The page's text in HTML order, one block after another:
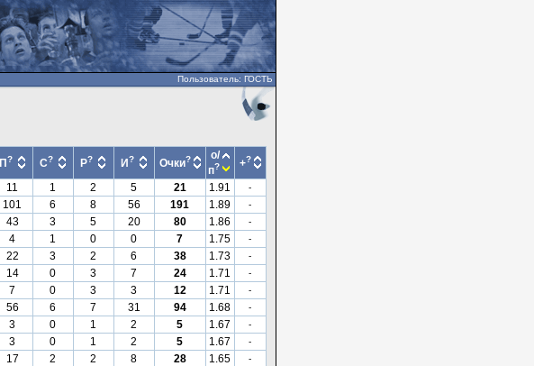
Пользователь: ГОСТЬ
П? С? Р? И? Очки?
о/
п? +?
11 1 2 5 21 1.91 -
101 6 8 56 191 1.89 -
43 3 5 20 80 1.86 -
4 1 0 0 7 1.75 -
22 3 2 6 38 1.73 -
14 0 3 7 24 1.71 -
7 0 3 3 12 1.71 -
56 6 7 31 94 1.68 -
3 0 1 2 5 1.67 -
3 0 1 2 5 1.67 -
17 2 2 8 28 1.65 -